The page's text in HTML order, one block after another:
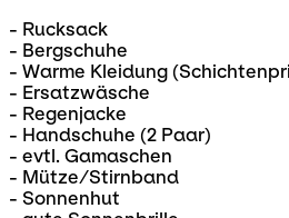
- Rucksack
- Bergschuhe
- Warme Kleidung
- Ersatzwäsche
- Regenjacke
- Handschuhe (2 Paar)
- evtl. Gamaschen
- Mütze/Stirnband
- Sonnenhut